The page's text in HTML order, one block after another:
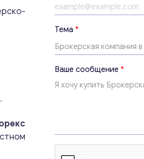
Т
е
м
а
В
а
ш
а
Тема *
Ваше сообщение *